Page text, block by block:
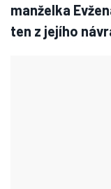
manželka
ten z jejího